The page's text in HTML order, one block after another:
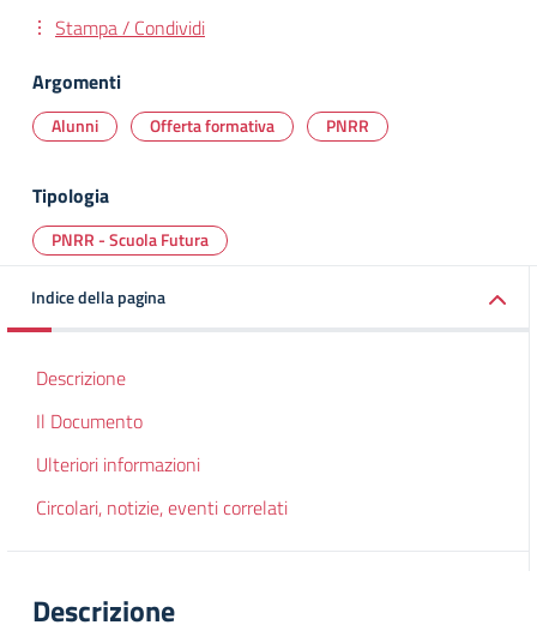
Stampa / Condividi
Argomenti
Alunni Offerta formativa PNRR
Tipologia
PNRR - Scuola Futura
Indice della pagina
Descrizione
Il Documento
Ulteriori informazioni
Circolari, notizie, eventi correlati
Descrizione